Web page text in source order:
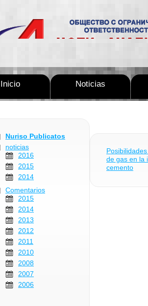
Inicio Noticias
Nuriso Publicatos
noticias
2016
2015
2014
Comentarios
2015
2014
2013
2012
2011
2010
2008
2007
2006
de gas en la
cemento